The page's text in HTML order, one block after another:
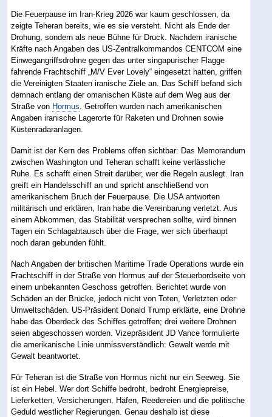
Die Feuerpause im Iran-Krieg 2026 war kaum geschlossen, da
zeigte Teheran bereits, wie es sie versteht. Nicht als Ende der
Drohung, sondern als neue Bühne für Druck. Nachdem iranische
Kräfte nach Angaben des US-Zentralkommandos CENTCOM eine
Einwegangriffsdrohne gegen das unter singapurischer Flagge
fahrende Frachtschiff „M/V Ever Lovely“ eingesetzt hatten, griffen
die Vereinigten Staaten iranische Ziele an. Das Schiff befand sich
demnach entlang der omanischen Küste auf dem Weg aus der
Straße von Hormus . Getroffen wurden nach amerikanischen
Angaben iranische Lagerorte für Raketen und Drohnen sowie
Küstenradaranlagen.
Damit ist der Kern des Problems offen sichtbar: Das Memorandum
zwischen Washington und Teheran schafft keine verlässliche
Ruhe. Es schafft einen Streit darüber, wer die Regeln auslegt. Iran
greift ein Handelsschiff an und spricht anschließend von
amerikanischem Bruch der Feuerpause. Die USA antworten
militärisch und erklären, Iran habe die Vereinbarung verletzt. Aus
einem Abkommen, das Stabilität versprechen sollte, wird binnen
Tagen ein Schlagabtausch über die Frage, wer sich überhaupt
noch daran gebunden fühlt.
Nach Angaben der britischen Maritime Trade Operations wurde ein
Frachtschiff in der Straße von Hormus auf der Steuerbordseite von
einem unbekannten Geschoss getroffen. Berichtet wurde von
Schäden an der Brücke, jedoch nicht von Toten, Verletzten oder
Umweltschäden. US-Präsident Donald Trump erklärte, eine Drohne
habe das Oberdeck des Schiffes getroffen; drei weitere Drohnen
seien abgeschossen worden. Vizepräsident JD Vance formulierte
die amerikanische Linie unmissverständlich: Gewalt werde mit
Gewalt beantwortet.
Für Teheran ist die Straße von Hormus nicht nur ein Seeweg. Sie
ist ein Hebel. Wer dort Schiffe bedroht, bedroht Energiepreise,
Lieferketten, Versicherungen, Häfen, Reedereien und die politische
Geduld westlicher Regierungen. Genau deshalb ist diese